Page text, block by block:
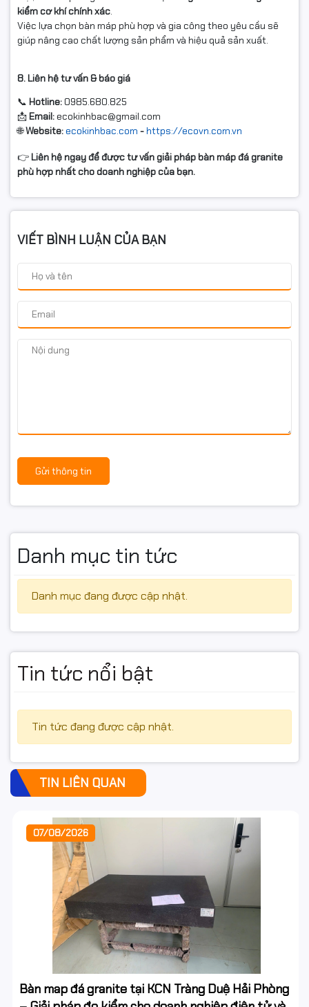
kiểm cơ khí chính xác
Việc lựa chọn bàn máp phù hợp và gia công theo yêu cầu sẽ
giúp nâng cao chất lượng sản phẩm và hiệu quả sản xuất.
8. Liên hệ tư vấn & báo giá
📞 Hotline:0985.680.825
📩Email:ecokinhbac@gmail.com
🌐Website:ecokinhbac.com -https://ecovn.com.vn
👉Liên hệ ngay để được tư vấn giải pháp bàn máp đá granite
phù hợp nhất cho doanh nghiệp của bạn.
VIẾT BÌNH LUẬN CỦA BẠN
Gửi thông tin
Danh mục tin tức
Danh mục đang được cập nhật.
Tin tức nổi bật
Tin tức đang được cập nhật.
TIN LIÊN QUAN
07/08/2026
Bàn map đá granite tại KCN Tràng Duệ Hải Phòng